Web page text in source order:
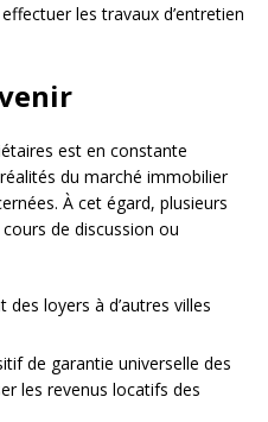
les travaux d’entretien
est en constante
du marché immobilier
À cet égard, plusieurs
de discussion ou
des loyers à d’autres villes
de garantie universelle des
les revenus locatifs des